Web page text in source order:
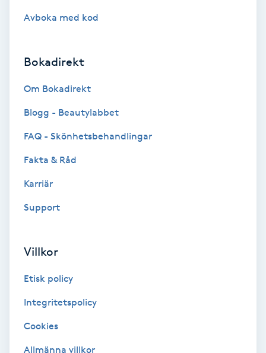
Coachning
Color correction
Cryoterapi
Damklippning
Diamantslipning
Enzympeeling
Extensions
Eyeliner-tatuering
Avboka med kod
Bokadirekt
Om Bokadirekt
Blogg - Beautylabbet
FAQ - Skönhetsbehandlingar
Fakta & Råd
Karriär
Support
Villkor
Etisk policy
Integritetspolicy
Cookies
Allmänna villkor